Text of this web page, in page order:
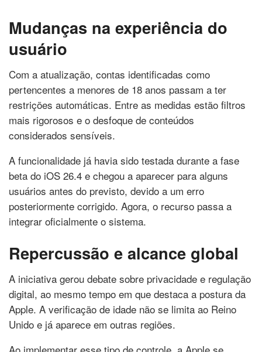
Mudanças na experiência do
usuário
Com a atualização, contas identificadas como
pertencentes a menores de 18 anos passam a ter
restrições automáticas. Entre as medidas estão filtros
mais rigorosos e o desfoque de conteúdos
considerados sensíveis.
A funcionalidade já havia sido testada durante a fase
beta do iOS 26.4 e chegou a aparecer para alguns
usuários antes do previsto, devido a um erro
posteriormente corrigido. Agora, o recurso passa a
integrar oficialmente o sistema.
Repercussão e alcance global
A iniciativa gerou debate sobre privacidade e regulação
digital, ao mesmo tempo em que destaca a postura da
Apple. A verificação de idade não se limita ao Reino
Unido e já aparece em outras regiões.